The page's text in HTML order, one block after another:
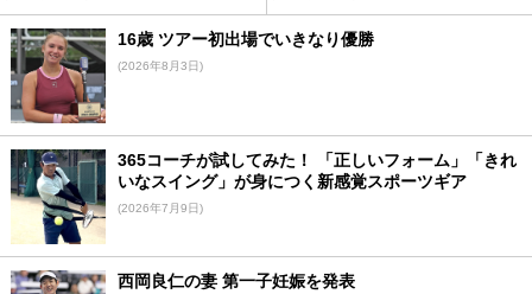
16歳 ツアー初出場でいきなり優勝
(2026年8月3日)
365コーチが試してみた！ 「正しいフォーム」「きれ
いなスイング」が身につく新感覚スポーツギア
(2026年7月9日)
西岡良仁の妻 第一子妊娠を発表